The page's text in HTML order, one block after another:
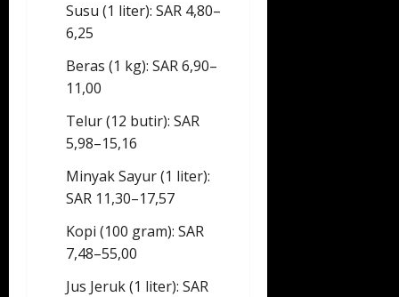
Susu (1 liter): SAR 4,80–
6,25
Beras (1 kg): SAR 6,90–
11,00
Telur (12 butir): SAR
5,98–15,16
Minyak Sayur (1 liter):
SAR 11,30–17,57
Kopi (100 gram): SAR
7,48–55,00
Jus Jeruk (1 liter): SAR